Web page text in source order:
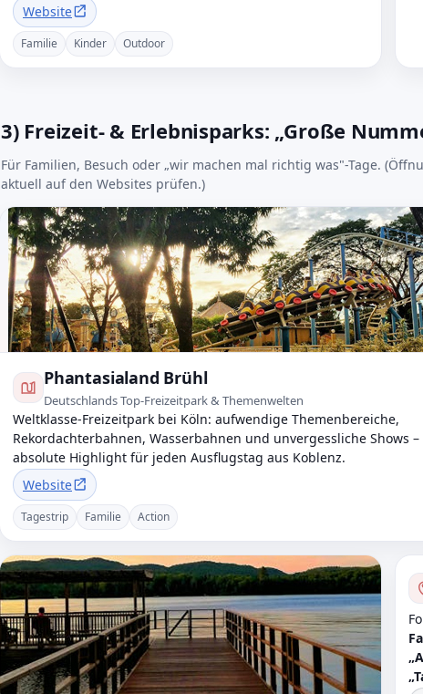
Website
Familie Kinder Outdoor
3) Freizeit- & Erlebnisparks: „Große
Für Familien, Besuch oder „wir machen mal richtig was"-Tage.
aktuell auf den Websites prüfen.)
Phantasialand Brühl
Deutschlands Top-Freizeitpark & Themenwelten
Weltklasse-Freizeitpark bei Köln: aufwendige Themenbereiche,
Rekordachterbahnen, Wasserbahnen und unvergessliche Shows –
absolute Highlight für jeden Ausflugstag aus Koblenz.
Website
Tagestrip Familie Action